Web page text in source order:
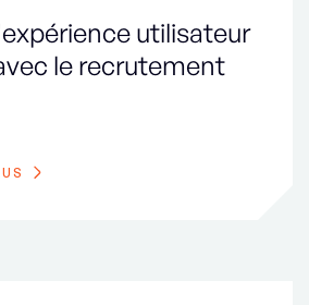
utilisateur
le recrutement